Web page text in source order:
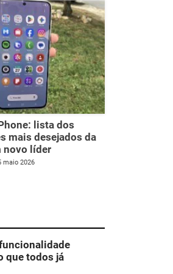
lista dos
mais desejados da
novo líder
maio 2026
que todos já